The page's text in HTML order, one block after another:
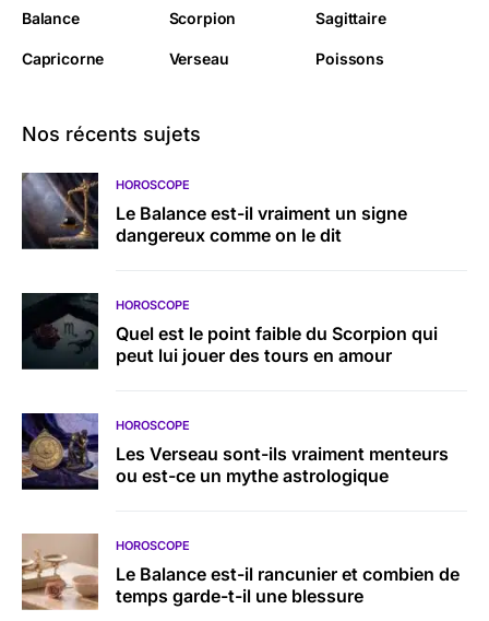
Balance Scorpion Sagittaire
Capricorne Verseau Poissons
Nos récents sujets
HOROSCOPE
Le Balance est-il vraiment un signe
dangereux comme on le dit
HOROSCOPE
Quel est le point faible du Scorpion qui
peut lui jouer des tours en amour
HOROSCOPE
Les Verseau sont-ils vraiment menteurs
ou est-ce un mythe astrologique
HOROSCOPE
Le Balance est-il rancunier et combien de
temps garde-t-il une blessure